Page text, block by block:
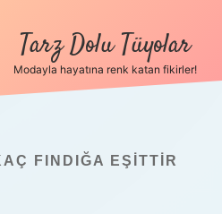
Tarz Dolu Tüyolar
Modayla hayatına renk katan fikirler!
FINDIĞA EŞITTIR